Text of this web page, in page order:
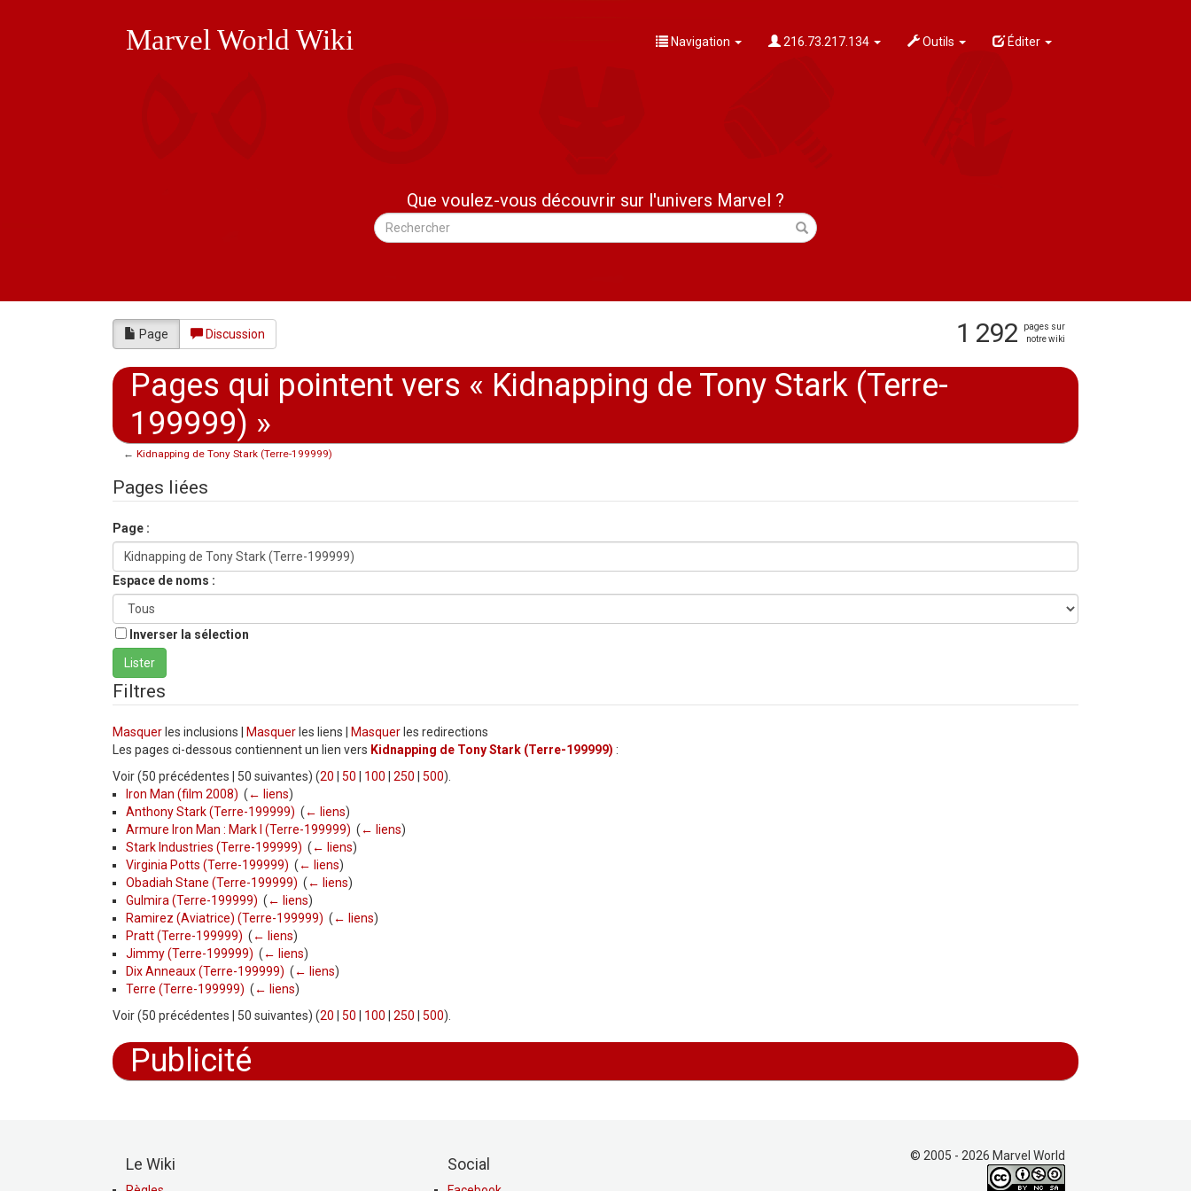
Marvel World Wiki Navigation 216.73.217.134 Outils Éditer
Que voulez-vous découvrir sur l'univers Marvel ?
Page Discussion 1 292
pages sur
notre wiki
Pages qui pointent vers « Kidnapping de Tony Stark (Terre-
199999) »
← Kidnapping de Tony Stark (Terre-199999)
Pages liées
Page :
Espace de noms :
Inverser la sélection
Filtres
Masquer les inclusions | Masquer les liens | Masquer les redirections
Les pages ci-dessous contiennent un lien vers Kidnapping de Tony Stark (Terre-199999) :
Voir (50 précédentes | 50 suivantes) (20 50 100 250 500).
Iron Man (film 2008) ( ← liens)
Anthony Stark (Terre-199999) ( ← liens)
Armure Iron Man : Mark I (Terre-199999) ( ← liens)
Stark Industries (Terre-199999) ( ← liens)
Virginia Potts (Terre-199999) ( ← liens)
Obadiah Stane (Terre-199999) ( ← liens)
Gulmira (Terre-199999) ( ← liens)
Ramirez (Aviatrice) (Terre-199999) ( ← liens)
Pratt (Terre-199999) ( ← liens)
Jimmy (Terre-199999) ( ← liens)
Dix Anneaux (Terre-199999) ( ← liens)
Terre (Terre-199999) ( ← liens)
Voir (50 précédentes | 50 suivantes) (20 50 100 250 500).
Publicité
Le Wiki Social © 2005 - 2026 Marvel World